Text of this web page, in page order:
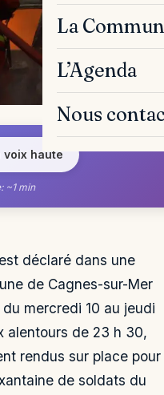
La
L’Agenda
Nous
haute
~1 min
déclaré dans une
de Cagnes-sur-Mer
mercredi 10 au jeudi
alentours de 23 h 30,
rendus sur place pour
de soldats du